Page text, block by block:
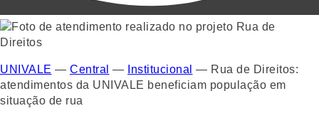
UNIVALE — Central — Institucional — Rua de Direitos:
atendimentos da UNIVALE beneficiam população em
situação de rua